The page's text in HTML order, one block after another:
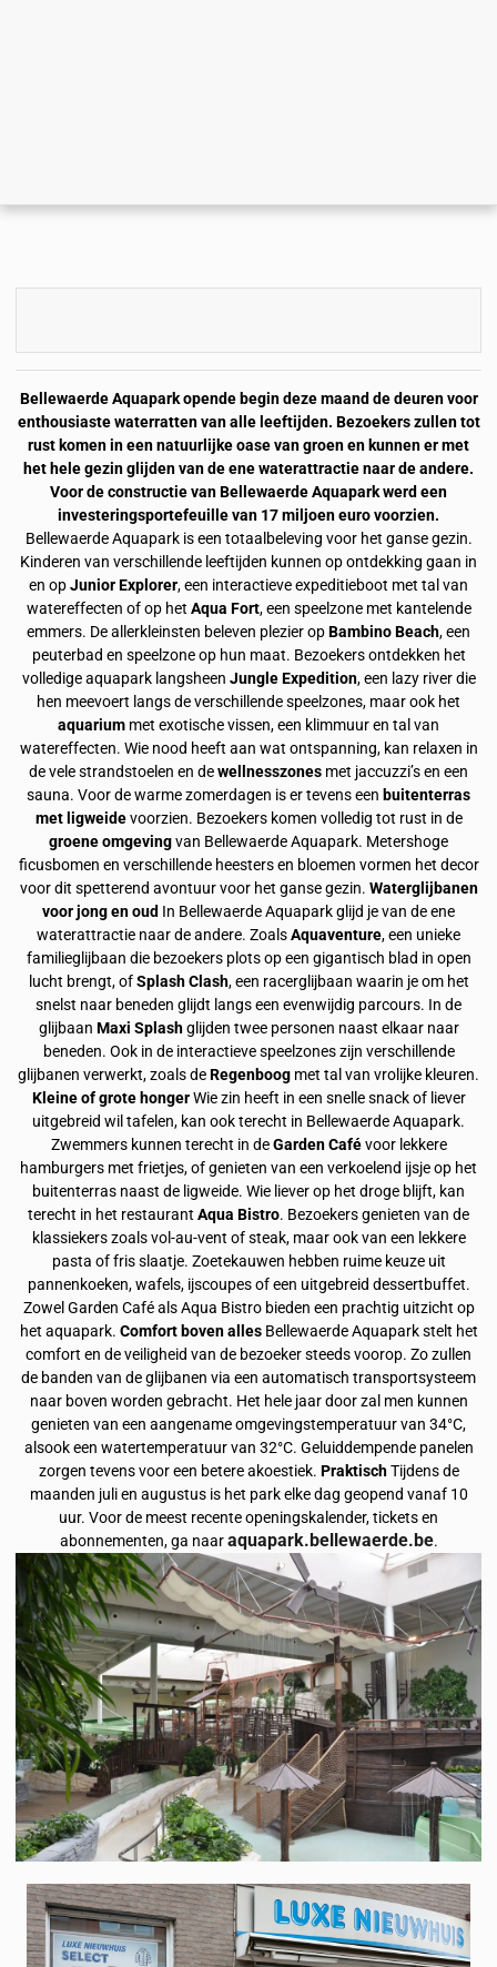
Bellewaerde Aquapark opende begin deze maand de deuren voor
enthousiaste waterratten van alle leeftijden. Bezoekers zullen tot
rust komen in een natuurlijke oase van groen en kunnen er met
het hele gezin glijden van de ene waterattractie naar de andere.
Voor de constructie van Bellewaerde Aquapark werd een
investeringsportefeuille van 17 miljoen euro voorzien.
Bellewaerde Aquapark is een totaalbeleving voor het ganse gezin.
Kinderen van verschillende leeftijden kunnen op ontdekking gaan in
en opJunior Explorer, een interactieve expeditieboot met tal van
watereffecten of op het Aqua Fort, een speelzone met kantelende
emmers. De allerkleinsten beleven plezier opBambino Beach, een
peuterbad en speelzone op hun maat. Bezoekers ontdekken het
volledige aquapark langsheen Jungle Expedition, een lazy river die
hen meevoert langs de verschillende speelzones, maar ook het
aquarium met exotische vissen, een klimmuur en tal van
watereffecten. Wie nood heeft aan wat ontspanning, kan relaxen in
de vele strandstoelen en dewellnesszones met jaccuzzi’s en een
sauna. Voor de warme zomerdagen is er tevens een buitenterras
met ligweidevoorzien. Bezoekers komen volledig tot rust in de
groene omgevingvan Bellewaerde Aquapark. Metershoge
ficusbomen en verschillende heesters en bloemen vormen het decor
voor dit spetterend avontuur voor het ganse gezin. Waterglijbanen
voor jong en oud In Bellewaerde Aquapark glijd je van de ene
waterattractie naar de andere. ZoalsAquaventure, een unieke
familieglijbaan die bezoekers plots op een gigantisch blad in open
lucht brengt, ofSplash Clash, een racerglijbaan waarin je om het
snelst naar beneden glijdt langs een evenwijdig parcours. In de
glijbaan Maxi Splashglijden twee personen naast elkaar naar
beneden. Ook in de interactieve speelzones zijn verschillende
glijbanen verwerkt, zoals deRegenboog met tal van vrolijke kleuren.
Kleine of grote hongerWie zin heeft in een snelle snack of liever
uitgebreid wil tafelen, kan ook terecht in Bellewaerde Aquapark.
Zwemmers kunnen terecht in deGarden Cafévoor lekkere
hamburgers met frietjes, of genieten van een verkoelend ijsje op het
buitenterras naast de ligweide. Wie liever op het droge blijft, kan
terecht in het restaurant Aqua Bistro. Bezoekers genieten van de
klassiekers zoals vol-au-vent of steak, maar ook van een lekkere
pasta of fris slaatje. Zoetekauwen hebben ruime keuze uit
pannenkoeken, wafels, ijscoupes of een uitgebreid dessertbuffet.
Zowel Garden Café als Aqua Bistro bieden een prachtig uitzicht op
het aquapark. Comfort boven allesBellewaerde Aquapark stelt het
comfort en de veiligheid van de bezoeker steeds voorop. Zo zullen
de banden van de glijbanen via een automatisch transportsysteem
naar boven worden gebracht. Het hele jaar door zal men kunnen
genieten van een aangename omgevingstemperatuur van 34°C,
alsook een watertemperatuur van 32°C. Geluiddempende panelen
zorgen tevens voor een betere akoestiek. PraktischTijdens de
maanden juli en augustus is het park elke dag geopend vanaf 10
uur. Voor de meest recente openingskalender, tickets en
abonnementen, ga naaraquapark.bellewaerde.be.